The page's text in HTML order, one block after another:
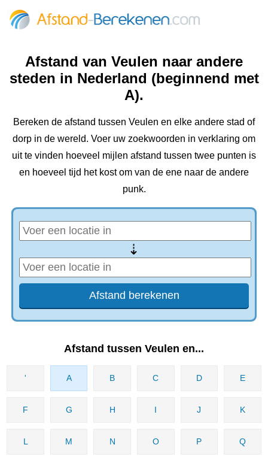
Afstand van Veulen naar andere
steden in Nederland (beginnend met
A).
Bereken de afstand tussen Veulen en elke andere stad of
dorp in de wereld. Voer uw zoekwoorden in verklaring om
uit te vinden hoeveel mijlen afstand tussen twee punten is
en hoeveel tijd het kost om van de ene naar de andere
punk.
⇢
Afstand tussen Veulen en...
' A B C D E
F G H I J K
L M N O P Q